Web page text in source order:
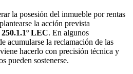
la posesión del inmueble por rentas
la acción prevista
LEC. En algunos
acumularse la reclamación de las
hacerlo con precisión técnica y
pueden sostenerse.